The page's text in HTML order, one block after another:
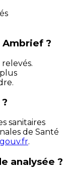
?
sanitaires
de Santé
.
analysée ?